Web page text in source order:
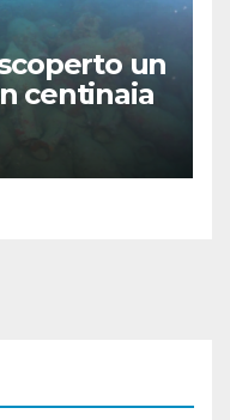
un
centinaia